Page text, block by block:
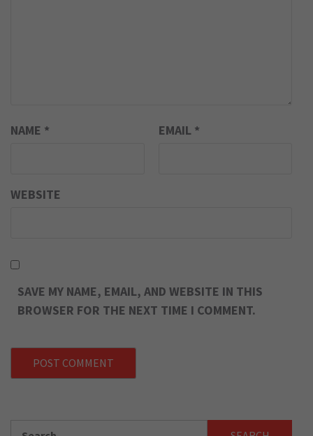
NAME * EMAIL *
WEBSITE
SAVE MY NAME, EMAIL, AND WEBSITE IN THIS
BROWSER FOR THE NEXT TIME I COMMENT.